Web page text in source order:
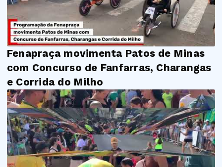
Fenapraça movimenta Patos de Minas
com Concurso de Fanfarras, Charangas
e Corrida do Milho